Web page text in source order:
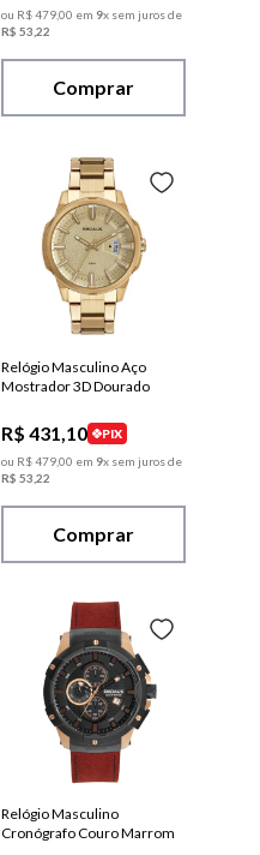
ou R$47900 em 9x sem juros de
R$ 53 22
Comprar
Relógio Masculino Aço
Mostrador 3D Dourado
R$ 431,10
PIX
ou R$47900 em 9x sem juros de
R$ 53 22
Comprar
Relógio Masculino
Cronógrafo Couro Marrom